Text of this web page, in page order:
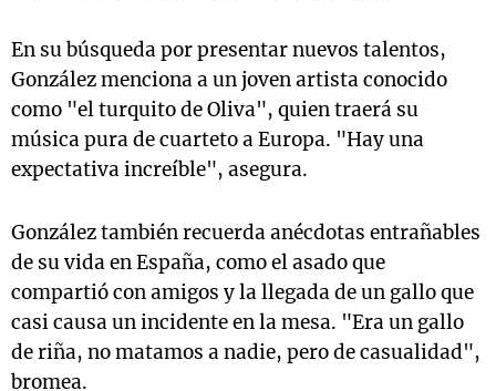
En su búsqueda por presentar nuevos talentos,
González menciona a un joven artista conocido
como "el turquito de Oliva", quien traerá su
música pura de cuarteto a Europa. "Hay una
expectativa increíble", asegura.
González también recuerda anécdotas entrañables
de su vida en España, como el asado que
compartió con amigos y la llegada de un gallo que
casi causa un incidente en la mesa. "Era un gallo
de riña, no matamos a nadie, pero de casualidad",
bromea.